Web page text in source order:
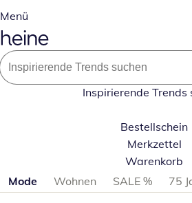
Menü
Inspirierende Trends
Bestellschein
Merkzettel
Warenkorb
Produktkategorien überspringen
Mode Wohnen SALE %
75